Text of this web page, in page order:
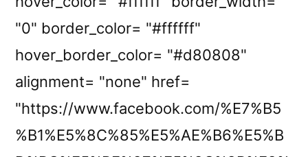
"0" border_color= "#ffffff"
hover_border_color= "#d80808"
alignment= "none" href=
"https://www.facebook.com/%E7%B5
%B1%E5%8C%85%E5%AE%B6%E5%B